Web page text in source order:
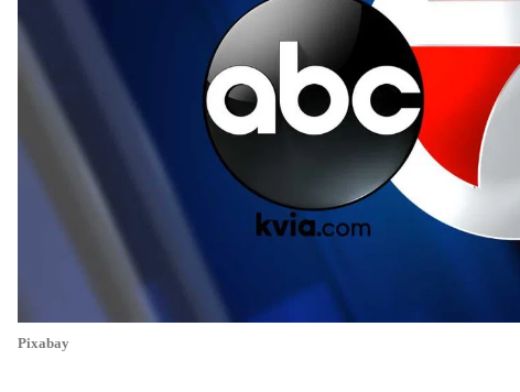
Pixabay